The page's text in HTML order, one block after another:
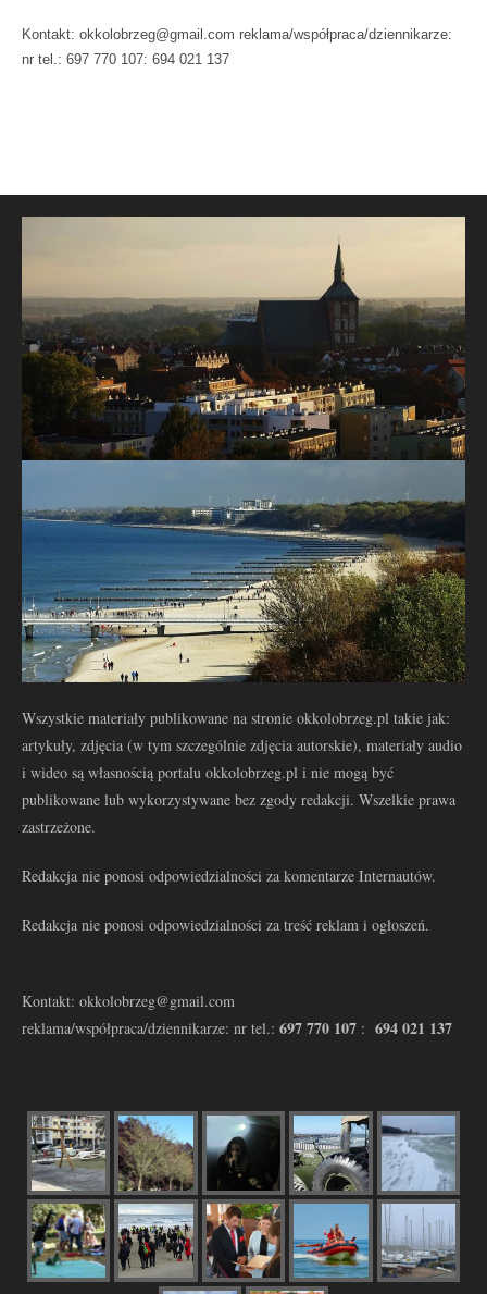
Kontakt: okkolobrzeg@gmail.com reklama/współpraca/dziennikarze:
nr tel.: 697 770 107: 694 021 137
Wszystkie materiały publikowane na stronie okkolobrzeg.pl takie jak:
artykuły, zdjęcia (w tym szczególnie zdjęcia autorskie), materiały audio
i wideo są własnością portalu okkolobrzeg.pl i nie mogą być
publikowane lub wykorzystywane bez zgody redakcji. Wszelkie prawa
zastrzeżone.
Redakcja nie ponosi odpowiedzialności za komentarze Internautów.
Redakcja nie ponosi odpowiedzialności za treść reklam i ogłoszeń.
Kontakt: okkolobrzeg@gmail.com
reklama/współpraca/dziennikarze: nr tel.: 697 770 107 : 694 021 137